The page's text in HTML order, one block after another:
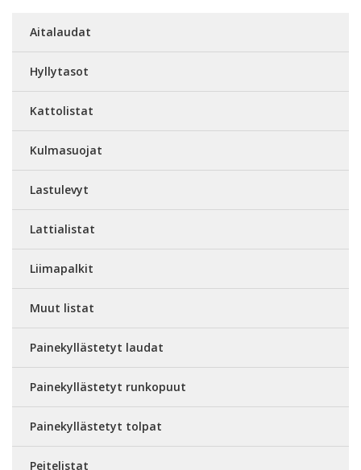
Aitalaudat
Hyllytasot
Kattolistat
Kulmasuojat
Lastulevyt
Lattialistat
Liimapalkit
Muut listat
Painekyllästetyt laudat
Painekyllästetyt runkopuut
Painekyllästetyt tolpat
Peitelistat